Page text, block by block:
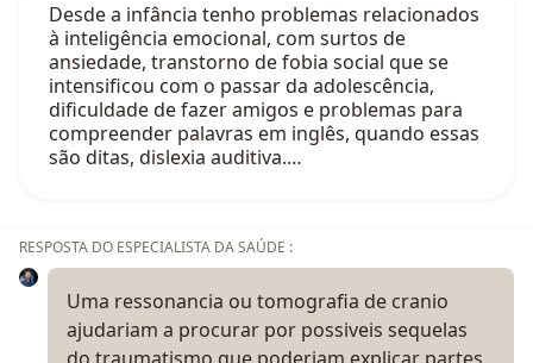
Desde a infância tenho problemas relacionados
à inteligência emocional, com surtos de
ansiedade, transtorno de fobia social que se
intensificou com o passar da adolescência,
dificuldade de fazer amigos e problemas para
compreender palavras em inglês, quando essas
são ditas, dislexia auditiva.…
RESPOSTA DO ESPECIALISTA DA SAÚDE :
Uma ressonancia ou tomografia de cranio
ajudariam a procurar por possiveis sequelas